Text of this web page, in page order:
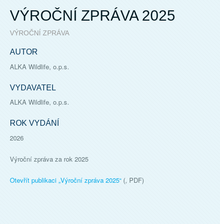
VÝROČNÍ ZPRÁVA 2025
VÝROČNÍ ZPRÁVA
AUTOR
ALKA Wildlife, o.p.s.
VYDAVATEL
ALKA Wildlife, o.p.s.
ROK VYDÁNÍ
2026
Výroční zpráva za rok 2025
Otevřít publikaci „Výroční zpráva 2025“ (, PDF)